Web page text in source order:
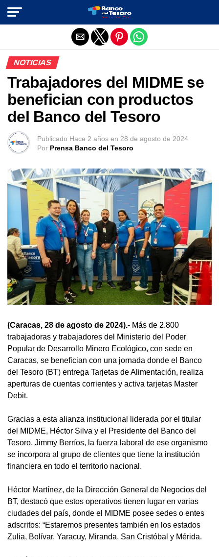
NOTICIAS
Trabajadores del MIDME se
benefician con productos
del Banco del Tesoro
Publicado Hace 2 años en 28 de agosto de 2024
Por Prensa Banco del Tesoro
(Caracas, 28 de agosto de 2024).- Más de 2.800
trabajadoras y trabajadores del Ministerio del Poder
Popular de Desarrollo Minero Ecológico, con sede en
Caracas, se benefician con una jornada donde el Banco
del Tesoro (BT) entrega Tarjetas de Alimentación, realiza
aperturas de cuentas corrientes y activa tarjetas Master
Debit.
Gracias a esta alianza institucional liderada por el titular
del MIDME, Héctor Silva y el Presidente del Banco del
Tesoro, Jimmy Berríos, la fuerza laboral de ese organismo
se incorpora al grupo de clientes que tiene la institución
financiera en todo el territorio nacional.
Héctor Martínez, de la Dirección General de Negocios del
BT, destacó que estos operativos tienen lugar en varias
ciudades del país, donde el MIDME posee sedes o entes
adscritos: “Estaremos presentes también en los estados
Zulia, Bolívar, Yaracuy, Miranda, San Cristóbal y Mérida.
Salir de la versión móvil